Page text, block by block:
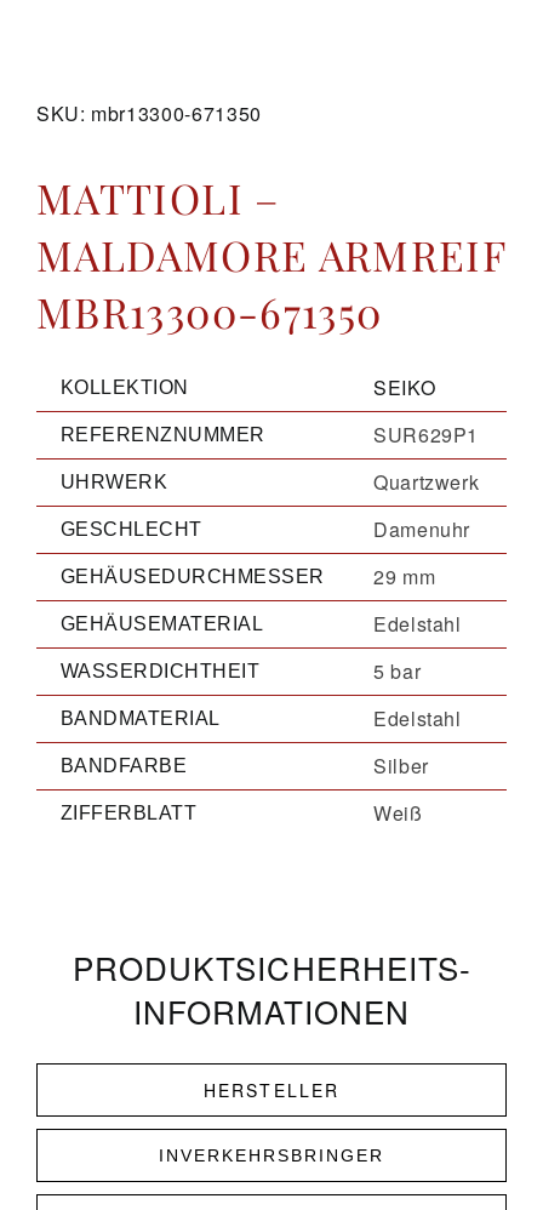
SKU: mbr13300-671350
MATTIOLI –
MALDAMORE ARMREIF
MBR13300-671350
KOLLEKTION SEIKO
REFERENZNUMMER SUR629P1
UHRWERK Quartzwerk
GESCHLECHT Damenuhr
GEHÄUSEDURCHMESSER 29 mm
GEHÄUSEMATERIAL Edelstahl
WASSERDICHTHEIT 5 bar
BANDMATERIAL Edelstahl
BANDFARBE Silber
ZIFFERBLATT Weiß
PRODUKT­­SICHERHEITS­
INFORMATIONEN
HERSTELLER
INVERKEHRSBRINGER